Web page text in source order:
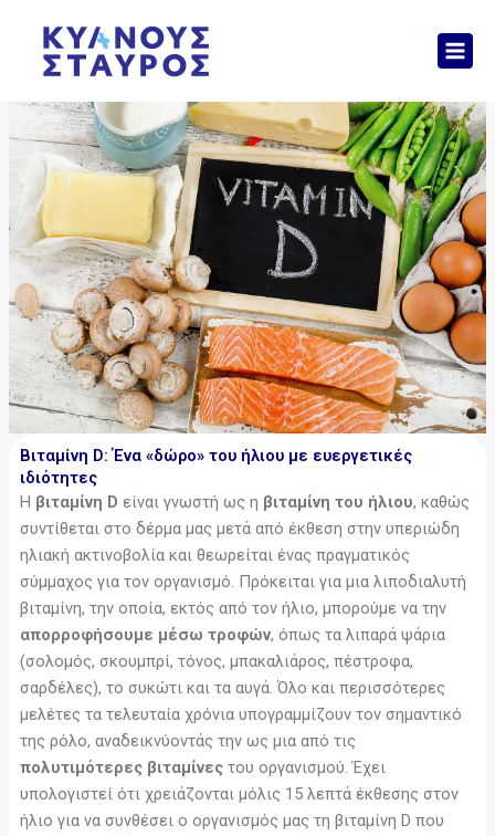
περιεχόμενο
Βιταμίνη D: Ένα «δώρο» του ήλιου με ευεργετικές
ιδιότητες
Η βιταμίνη D είναι γνωστή ως η βιταμίνη του ήλιου, καθώς
συντίθεται στο δέρμα μας μετά από έκθεση στην υπεριώδη
ηλιακή ακτινοβολία και θεωρείται ένας πραγματικός
σύμμαχος για τον οργανισμό. Πρόκειται για μια λιποδιαλυτή
βιταμίνη, την οποία, εκτός από τον ήλιο, μπορούμε να την
απορροφήσουμε μέσω τροφών, όπως τα λιπαρά ψάρια
(σολομός, σκουμπρί, τόνος, μπακαλιάρος, πέστροφα,
σαρδέλες), το συκώτι και τα αυγά. Όλο και περισσότερες
μελέτες τα τελευταία χρόνια υπογραμμίζουν τον σημαντικό
της ρόλο, αναδεικνύοντάς την ως μια από τις
πολυτιμότερες βιταμίνεςτου οργανισμού. Έχει
υπολογιστεί ότι χρειάζονται μόλις 15 λεπτά έκθεσης στον
ήλιο για να συνθέσει ο οργανισμός μας τη βιταμίνη D που